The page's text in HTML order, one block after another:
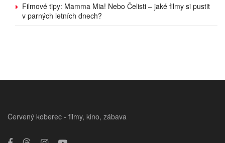
Filmové tipy: Mamma Mia! Nebo Čelisti – jaké filmy si pustit
v parných letních dnech?
Červený koberec - filmy, kino, zábava